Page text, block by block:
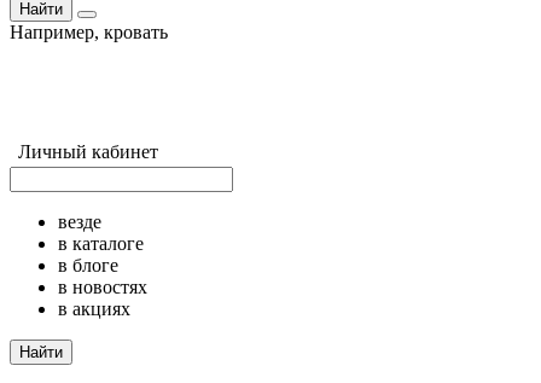
Найти
Например, кровать
Личный кабинет
везде
в каталоге
в блоге
в новостях
в акциях
Найти